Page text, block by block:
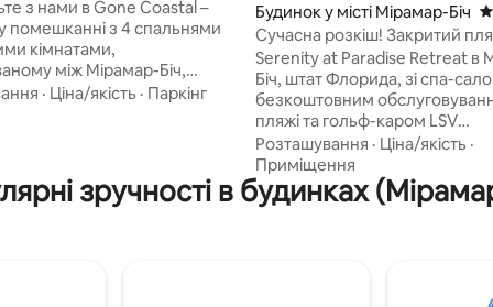
з нами в Gone Coastal –
помешканні з 4 спальнями
кімнатами,
між Мірамар-Біч,
та 30A. У нашому
гостей. За кілька
від безтурботного
· Ціна/якість · Паркінг
Будинок у місті Мірамар-Біч
Сучасна розкіш! Закритий
Спа-зона • Тренажерний зал
Serenity at Paradise Retreat в
Біч, штат Флорида, зі спа-
безкоштовним
пляжі та гольф-каром LSV
розташований у невеликому
закритому житловому
всього в декількох хвилинах
пляжів із білим піском і
тваринами, розташоване
Розташування · Ціна/якість ·
Приміщення
зручності в будинках